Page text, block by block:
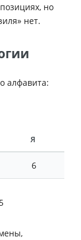
но
нет.
алфавита:
Я
6